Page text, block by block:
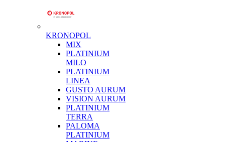
KRONOPOL
MIX
PLATINIUM
MILO
PLATINIUM
LINEA
GUSTO AURUM
VISION AURUM
PLATINIUM
TERRA
PALOMA
PLATINIUM